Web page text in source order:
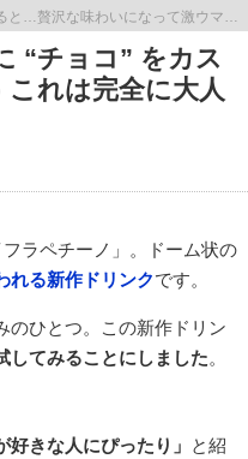
て激ウマ♪ これは完全に大人スイーツです
“チョコ” をカス
れは完全に大人
ラペチーノ」。ドーム状の
れる新作ドリンクです。
のひとつ。この新作ドリン
してみることにしました。
きな人にぴったり」 と紹